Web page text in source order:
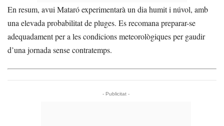
En resum, avui Mataró experimentarà un dia humit i núvol, amb
una elevada probabilitat de pluges. Es recomana preparar-se
adequadament per a les condicions meteorològiques per gaudir
d’una jornada sense contratemps.
- Publicitat -